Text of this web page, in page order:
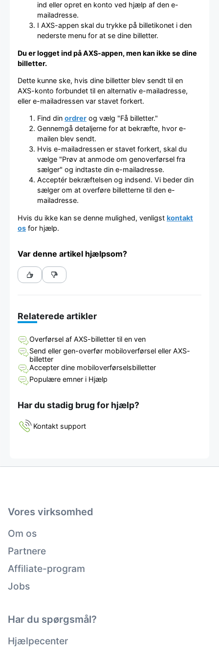
ind eller opret en konto ved hjælp af den e-
mailadresse.
I AXS-appen skal du trykke på billetikonet i den
nederste menu for at se dine billetter.
Du er logget ind på AXS-appen, men kan ikke se dine
billetter.
Dette kunne ske, hvis dine billetter blev sendt til en
AXS-konto forbundet til en alternativ e-mailadresse,
eller e-mailadressen var stavet forkert.
Find din ordrer og vælg "Få billetter."
Gennemgå detaljerne for at bekræfte, hvor e-
mailen blev sendt.
Hvis e-mailadressen er stavet forkert, skal du
vælge "Prøv at anmode om genoverførsel fra
sælger" og indtaste din e-mailadresse.
Acceptér bekræftelsen og indsend. Vi beder din
sælger om at overføre billetterne til den e-
mailadresse.
Hvis du ikke kan se denne mulighed, venligst kontakt
os for hjælp.
Var denne artikel hjælpsom?
Relaterede artikler
Overførsel af AXS-billetter til en ven
Send eller gen-overfør mobiloverførsel eller AXS-
billetter
Accepter dine mobiloverførselsbilletter
Populære emner i Hjælp
Har du stadig brug for hjælp?
Kontakt support
Vores virksomhed
Om os
Partnere
Affiliate-program
Jobs
Har du spørgsmål?
Hjælpecenter